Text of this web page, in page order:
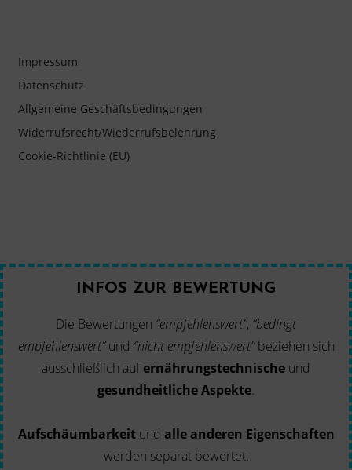
Impressum
Datenschutz
Allgemeine Geschäftsbedingungen
Widerrufsrecht/Wiederrufsbelehrung
Cookie-Richtlinie (EU)
INFOS ZUR BEWERTUNG
Die Bewertungen “empfehlenswert”, “bedingt
empfehlenswert”und “nicht empfehlenswert”beziehen sich
ausschließlich aufernährungstechnische und
gesundheitliche Aspekte.
Aufschäumbarkeitund alle anderen Eigenschaften
werden separat bewertet.